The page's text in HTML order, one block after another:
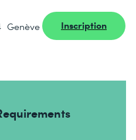
Genève Inscription